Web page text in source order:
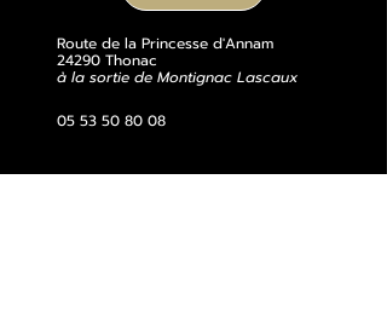
Route de la Princesse d'Annam
24290 Thonac
à la sortie de Montignac Lascaux
05 53 50 80 08
losse@chateaudelosse.com